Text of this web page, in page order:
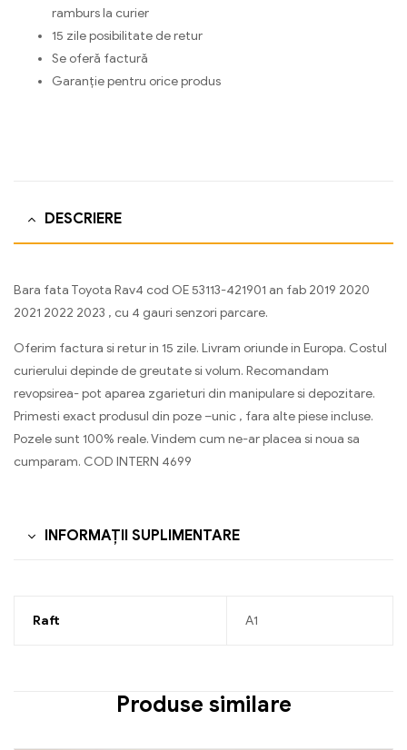
ramburs la curier
15 zile posibilitate de retur
Se oferă factură
Garanție pentru orice produs
DESCRIERE
Bara fata Toyota Rav4 cod OE 53113-421901 an fab 2019 2020
2021 2022 2023 , cu 4 gauri senzori parcare.
Oferim factura si retur in 15 zile. Livram oriunde in Europa. Costul
curierului depinde de greutate si volum. Recomandam
revopsirea- pot aparea zgarieturi din manipulare si depozitare.
Primesti exact produsul din poze –unic , fara alte piese incluse.
Pozele sunt 100% reale. Vindem cum ne-ar placea si noua sa
cumparam. COD INTERN 4699
INFORMAȚII SUPLIMENTARE
Raft A1
Produse similare